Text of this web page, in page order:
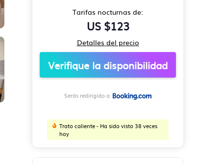
Tarifas nocturnas de:
US $123
Detalles del precio
Verifique la disponibilidad
Serás redirigido a
Trato caliente - Ha sido visto 38 veces
hoy